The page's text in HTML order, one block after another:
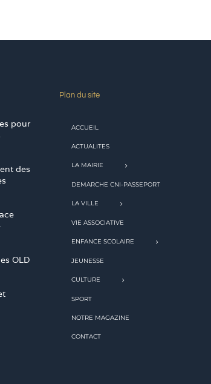
pour
des
OLD
Plan du site
ACCUEIL
ACTUALITES
LA MAIRIE
DEMARCHE CNI-PASSEPORT
LA VILLE
VIE ASSOCIATIVE
ENFANCE SCOLAIRE
JEUNESSE
CULTURE
SPORT
NOTRE MAGAZINE
CONTACT